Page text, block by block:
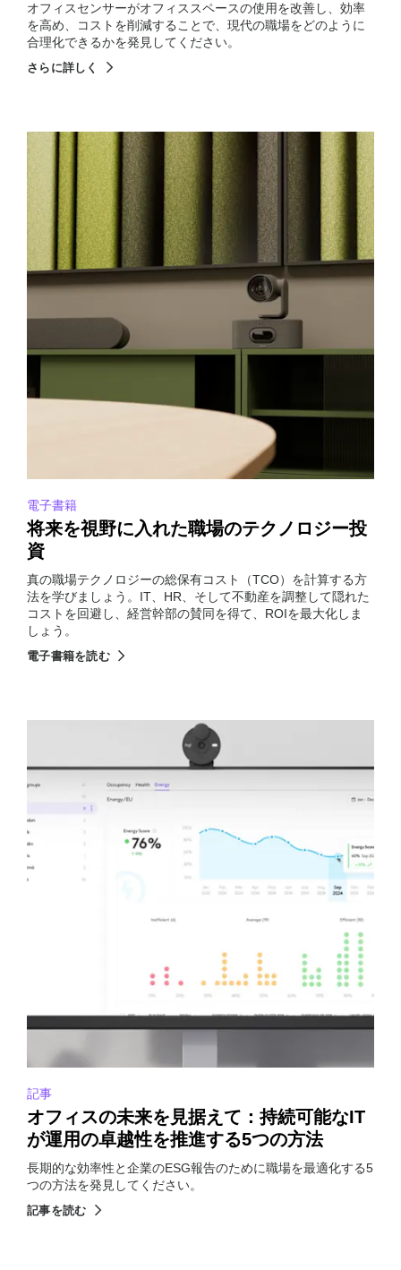
オフィスセンサーがオフィススペースの使用を改善し、効率
を高め、コストを削減することで、現代の職場をどのように
合理化できるかを発見してください。
さらに詳しく
電子書籍
将来を視野に入れた職場のテクノロジー投
資
真の職場テクノロジーの総保有コスト（TCO）を計算する方
法を学びましょう。IT、HR、そして不動産を調整して隠れた
コストを回避し、経営幹部の賛同を得て、ROIを最大化しま
しょう。
電子書籍を読む
記事
オフィスの未来を見据えて：持続可能なIT
が運用の卓越性を推進する5つの方法
長期的な効率性と企業のESG報告のために職場を最適化する5
つの方法を発見してください。
記事を読む